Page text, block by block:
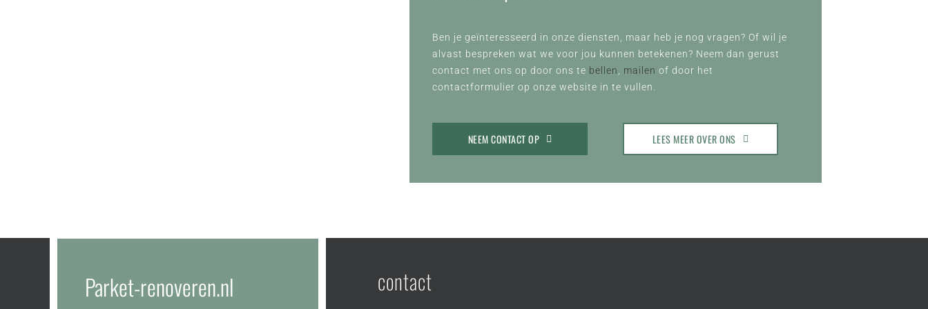
Ben je geïnteresseerd in onze diensten, maar heb je nog vragen? Of wil je
alvast bespreken wat we voor jou kunnen betekenen? Neem dan gerust
contact met ons op door ons te bellen, mailen of door het
contactformulier op onze website in te vullen.
NEEM CONTACT OP LEES MEER OVER ONS
Parket-renoveren.nl contact